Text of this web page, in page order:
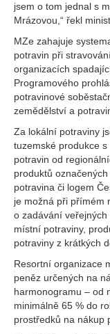
jsem o tom jednal s
Mrázovou,“ řekl
MZe zahajuje
potravin při
organizacích
Programového
potravinové
zemědělství a
Za lokální potraviny
tuzemské produkce
potravin od
produktů
potravina či logem
je možná při přímém
o zadávání
místní potraviny,
potraviny z krátkých
Resortní organizace
peněz určených na
harmonogramu – od
minimálně 65 % do
prostředků na nákup